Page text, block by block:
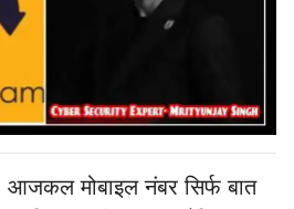
आजकल मोबाइल नंबर सिर्फ बात